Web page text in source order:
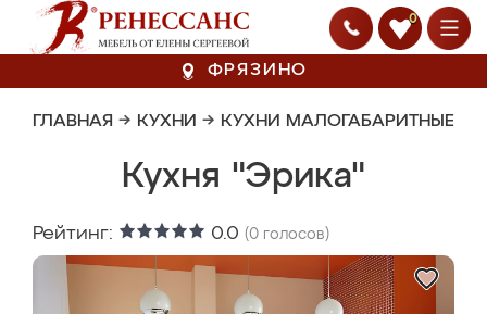
0
ФРЯЗИНО
ГЛАВНАЯ → КУХНИ → КУХНИ МАЛОГАБАРИТНЫЕ
Кухня "Эрика"
Рейтинг: 0.0 (0 голосов)